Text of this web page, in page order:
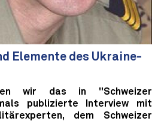
Elemente des Ukraine-
wir das in "Schweizer
publizierte Interview mit
dem Schweizer